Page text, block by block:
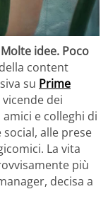
idee. Poco
content
su Prime
vicende dei
e colleghi di
alle prese
La vita
più
decisa a